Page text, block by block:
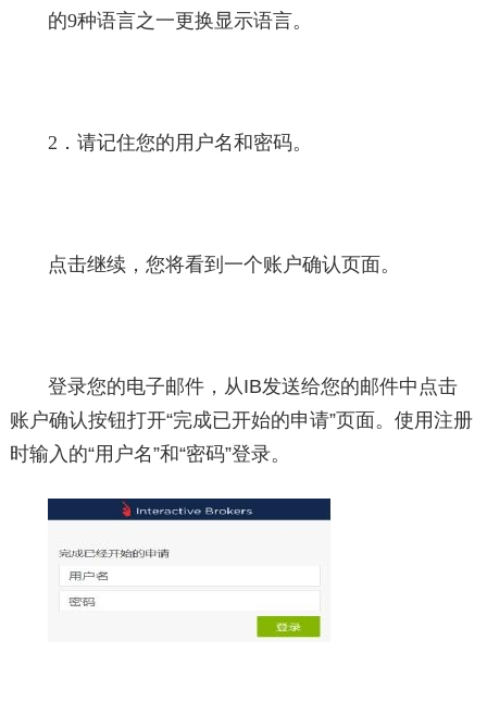
的9种语言之一更换显示语言。
2．请记住您的用户名和密码。
点击继续，您将看到一个账户确认页面。
登录您的电子邮件，从IB发送给您的邮件中点击
账户确认按钮打开“完成已开始的申请”页面。使用注册
时输入的“用户名”和“密码”登录。